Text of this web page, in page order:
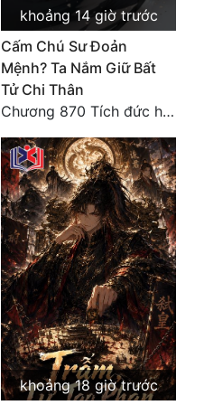
khoảng 14 giờ trước
Cấm Chú Sư Đoản
Mệnh? Ta Nắm Giữ Bất
Tử Chi Thân
Chương 870 Tích đức hành thiện
khoảng 18 giờ trước